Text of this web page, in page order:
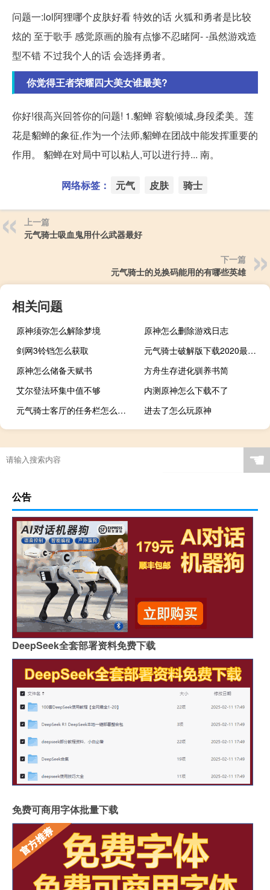
问题一:lol阿狸哪个皮肤好看 特效的话 火狐和勇者是比较
炫的 至于歌手 感觉原画的脸有点惨不忍睹阿- -虽然游戏造
型不错 不过我个人的话 会选择勇者。
你觉得王者荣耀四大美女谁最美?
你好!很高兴回答你的问题! 1.貂蝉 容貌倾城,身段柔美。莲
花是貂蝉的象征,作为一个法师,貂蝉在团战中能发挥重要的
作用。 貂蝉在对局中可以粘人,可以进行持... 南。
网络标签： 元气 皮肤 骑士
上一篇
元气骑士吸血鬼用什么武器最好
下一篇
元气骑士的兑换码能用的有哪些英雄
相关问题
原神须弥怎么解除梦境
原神怎么删除游戏日志
剑网3铃铛怎么获取
元气骑士破解版下载2020最新版本2.71
原神怎么储备天赋书
方舟生存进化驯养书简
艾尔登法环集中值不够
内测原神怎么下载不了
元气骑士客厅的任务栏怎么解锁
进去了怎么玩原神
☚
公告
DeepSeek全套部署资料免费下载
免费可商用字体批量下载